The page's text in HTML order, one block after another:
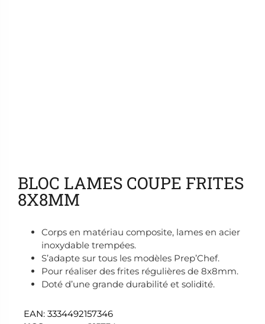
BLOC LAMES COUPE FRITES
8X8MM
Corps en matériau composite, lames en acier
inoxydable trempées.
S’adapte sur tous les modèles Prep’Chef.
Pour réaliser des frites régulières de 8x8mm.
Doté d’une grande durabilité et solidité.
EAN: 3334492157346